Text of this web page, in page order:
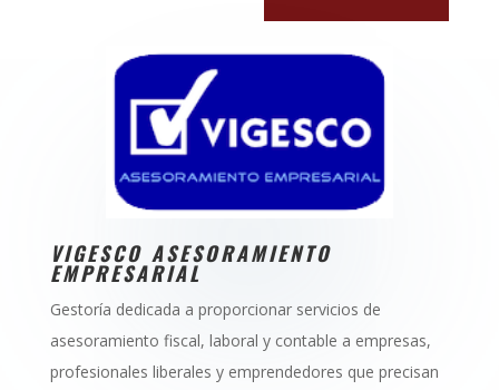
VIGESCO ASESORAMIENTO
EMPRESARIAL
Gestoría dedicada a proporcionar servicios de
asesoramiento fiscal, laboral y contable a empresas,
profesionales liberales y emprendedores que precisan